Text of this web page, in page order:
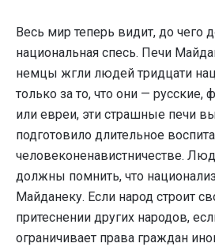
Весь мир теперь видит, до чего
национальная спесь. Печи
немцы жгли людей тридцати
только за то, что они — русские,
или евреи, эти страшные печи
подготовило длительное
человеконенавистничестве.
должны помнить, что
Майданеку. Если народ строит
притеснении других народов,
ограничивает права граждан